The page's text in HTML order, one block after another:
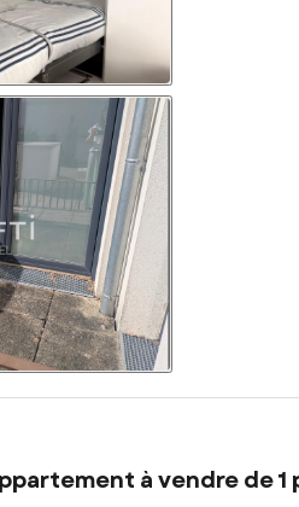
à vendre de 1